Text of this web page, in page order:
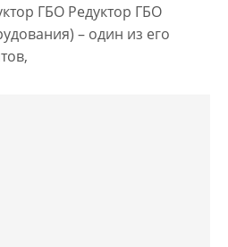
ГБО Редуктор ГБО
– один из его